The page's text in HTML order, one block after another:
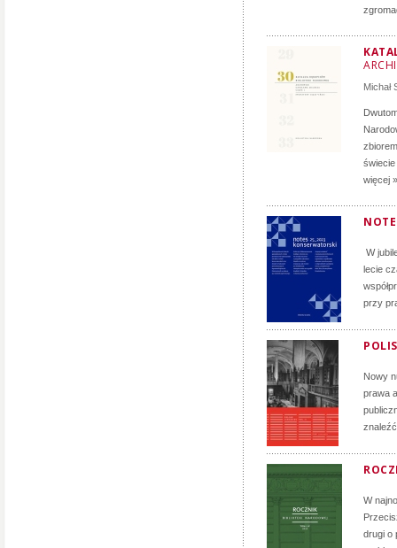
Michał
więcej »
W
lecie
przy
Nowy
prawa
W
drugi o